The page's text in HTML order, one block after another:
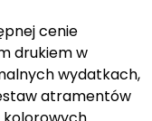
cenie
drukiem w
wydatkach,
atramentów